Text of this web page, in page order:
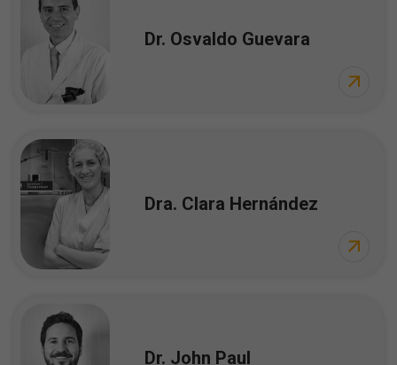
Dr. Osvaldo Guevara
Dra. Clara Hernández
Dr. John Paul